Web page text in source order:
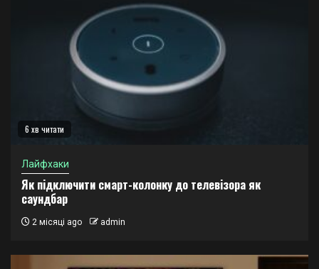
6 хв читати
Лайфхаки
Як підключити смарт-колонку до телевізора як
саундбар
2 місяці ago admin